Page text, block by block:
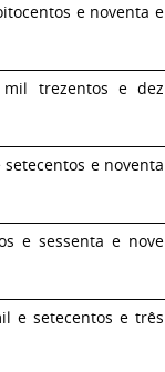
e noventa e
trezentos e dez
e noventa
e sessenta e nove
e setecentos e três